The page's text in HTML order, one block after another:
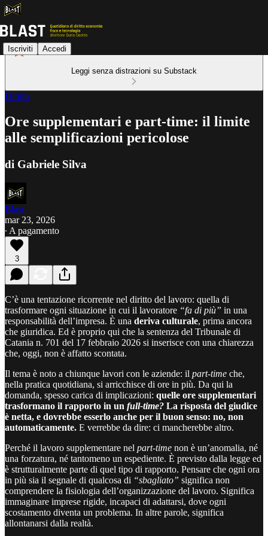
Iscriviti Accedi
Leggi senza distrazioni su Substack
Diritto
Ore supplementari e part-time: il limite
alle semplificazioni pericolose
di Gabriele Silva
Blast
mar 23, 2026
∙ A pagamento
3
C’è una tentazione ricorrente nel diritto del lavoro: quella di
trasformare ogni situazione in cui il lavoratore “fa di più” in una
responsabilità dell’impresa. È una deriva culturale, prima ancora
che giuridica. Ed è proprio qui che la sentenza del Tribunale di
Catania n. 701 del 17 febbraio 2026 si inserisce con una chiarezza
che, oggi, non è affatto scontata.
Il tema è noto a chiunque lavori con le aziende: il part-time che,
nella pratica quotidiana, si arricchisce di ore in più. Da qui la
domanda, spesso carica di implicazioni: quelle ore supplementari
trasformano il rapporto in un full-time? La risposta del giudice
è netta, e dovrebbe esserlo anche per il buon senso: no, non
automaticamente. E verrebbe da dire: ci mancherebbe altro.
Perché il lavoro supplementare nel part-time non è un’anomalia, né
una forzatura, né tantomeno un espediente. È previsto dalla legge ed
è strutturalmente parte di quel tipo di rapporto. Pensare che ogni ora
in più sia il segnale di qualcosa di “sbagliato” significa non
comprendere la fisiologia dell’organizzazione del lavoro. Significa
immaginare imprese rigide, incapaci di adattarsi, dove ogni
scostamento diventa un problema. In altre parole, significa
allontanarsi dalla realtà.